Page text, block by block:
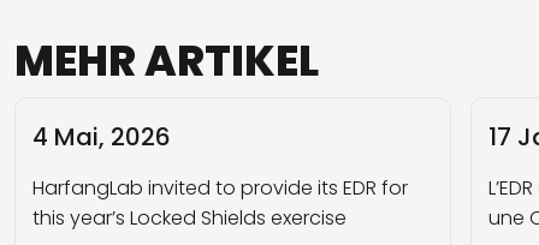
MEHRARTIKEL
4 Mai, 2026
HarfangLab invited to provide its EDR for
this year’s Locked Shields exercise
17
une